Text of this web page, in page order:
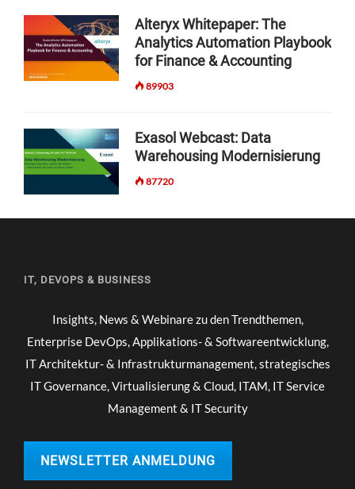
Alteryx Whitepaper: The
Analytics Automation Playbook
for Finance & Accounting
89903
Exasol Webcast: Data
Warehousing Modernisierung
87720
IT, DEVOPS & BUSINESS
Insights, News & Webinare zu den Trendthemen,
Enterprise DevOps, Applikations- & Softwareentwicklung,
IT Architektur- & Infrastrukturmanagement, strategisches
IT Governance, Virtualisierung & Cloud, ITAM, IT Service
Management & IT Security
NEWSLETTER ANMELDUNG